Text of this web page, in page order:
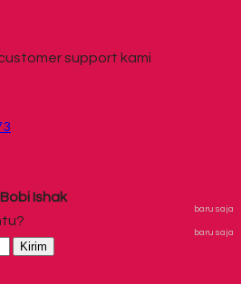
support kami
Bobi Ishak
baru saja
baru saja
Kirim